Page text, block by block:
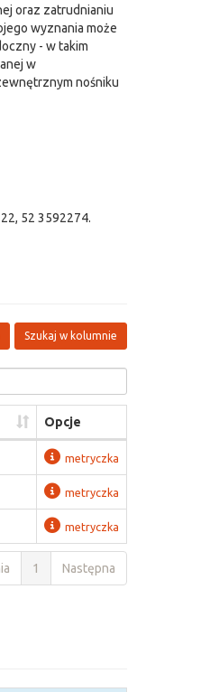
oraz zatrudnianiu
wyznania może
- w takim
w
nośniku
52 3592274.
Szukaj w kolumnie
Opcje
metryczka
metryczka
metryczka
1 Następna